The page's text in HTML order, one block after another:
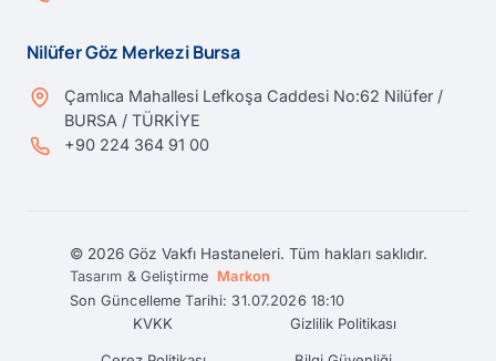
Nilüfer Göz Merkezi Bursa
Çamlıca Mahallesi Lefkoşa Caddesi No:62 Nilüfer /
BURSA / TÜRKİYE
+90 224 364 91 00
© 2026 Göz Vakfı Hastaneleri. Tüm hakları saklıdır.
Tasarım & Geliştirme Markon
Son Güncelleme Tarihi: 31.07.2026 18:10
KVKK Gizlilik Politikası